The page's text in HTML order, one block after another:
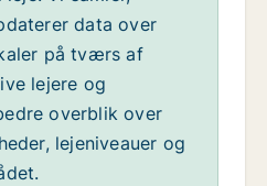
data over
på tværs af
lejere og
overblik over
lejeniveauer og